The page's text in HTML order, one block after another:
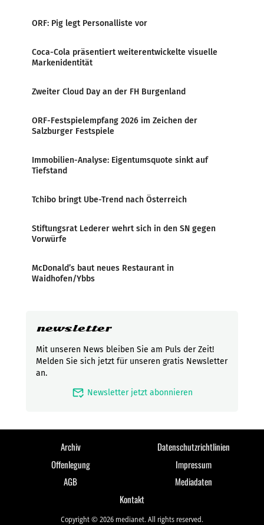
ORF: Pig legt Personalliste vor
Coca-Cola präsentiert weiterentwickelte visuelle
Markenidentität
Zweiter Cloud Day an der FH Burgenland
ORF-Festspielempfang 2026 im Zeichen der
Salzburger Festspiele
Immobilien-Analyse: Eigentumsquote sinkt auf
Tiefstand
Tchibo bringt Ube-Trend nach Österreich
Stiftungsrat Lederer wehrt sich in den SN gegen
Vorwürfe
McDonald’s baut neues Restaurant in
Waidhofen/Ybbs
newsletter
Mit unseren News bleiben Sie am Puls der Zeit!
Melden Sie sich jetzt für unseren gratis Newsletter
an.
mark_email_read Newsletter jetzt abonnieren
Archiv
Datenschutzrichtlinien
Offenlegung
Impressum
AGB
Mediadaten
Kontakt
Copyright © 2026 medianet. All rights reserved.